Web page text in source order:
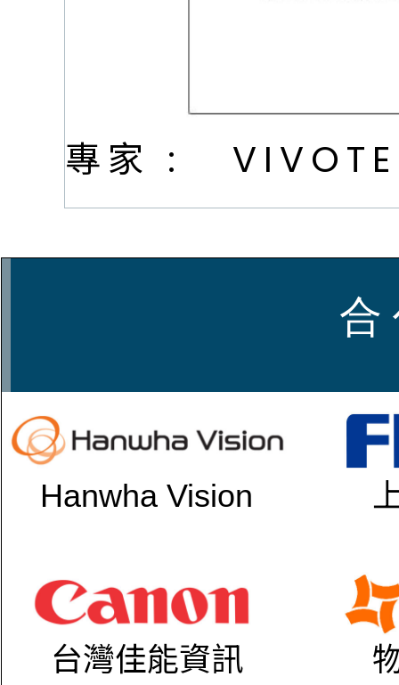
專家 :
合
Hanwha Vision
台灣佳能資訊